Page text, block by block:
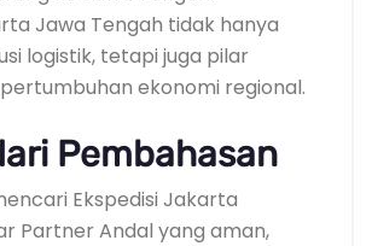
Jawa Tengah tidak hanya
logistik, tetapi juga pilar
ekonomi regional.
Pembahasan
Ekspedisi Jakarta
Partner Andal yang aman,